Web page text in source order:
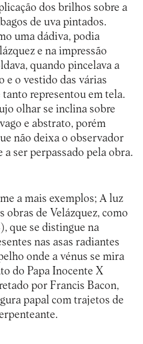
dos brilhos sobre a
de uva pintados.
uma dádiva, podia
e na impressão
quando pincelava a
e o vestido das várias
representou em tela.
olhar se inclina sobre
e abstrato, porém
não deixa o observador
a ser perpassado pela obra.
a mais exemplos; A luz
obras de Velázquez, como
que se distingue na
nas asas radiantes
onde a vénus se mira
do Papa Inocente X
por Francis Bacon,
papal com trajetos de